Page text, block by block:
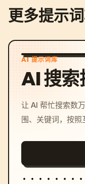
更多提示
AI 提示词库
AI 搜索
让 AI 帮忙搜索数
围、关键词，按照